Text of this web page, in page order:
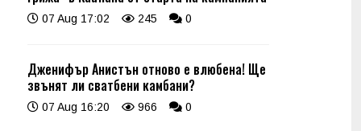
07 Aug 17:02 245 0
Дженифър Анистън отново е влюбена! Ще
звънят ли сватбени камбани?
07 Aug 16:20 966 0